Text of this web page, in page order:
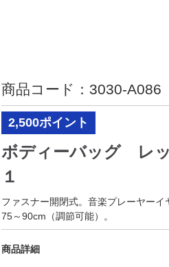
商品コード： 3030-A086
2,500ポイント
ボディーバッグ レ
１
ファスナー開閉式。音楽プレーヤー
75～90cm（調節可能）。
商品詳細